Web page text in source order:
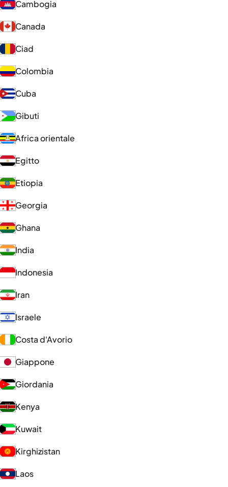
Cambogia
Canada
Ciad
Colombia
Cuba
Gibuti
Africa orientale
Egitto
Etiopia
Georgia
Ghana
India
Indonesia
Iran
Israele
Costa d'Avorio
Giappone
Giordania
Kenya
Kuwait
Kirghizistan
Laos